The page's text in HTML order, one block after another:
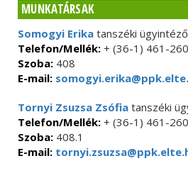
MUNKATÁRSAK
Somogyi Erika tanszéki ügyintéző
Telefon/Mellék: + (36-1) 461-
Szoba: 408
E-mail:
Tornyi Zsuzsa Zsófia tanszéki
Telefon/Mellék: + (36-1) 461-
Szoba: 408.1
E-mail: